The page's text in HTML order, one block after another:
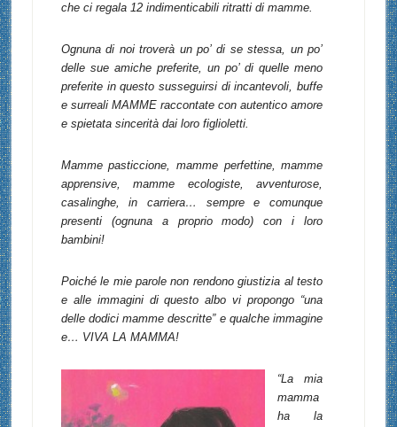
che ci regala 12 indimenticabili ritratti di mamme.
Ognuna di noi troverà un po’ di se stessa, un po’
delle sue amiche preferite, un po’ di quelle meno
preferite in questo susseguirsi di incantevoli, buffe
e surreali MAMME raccontate con autentico amore
e spietata sincerità dai loro figlioletti.
Mamme pasticcione, mamme perfettine, mamme
apprensive, mamme ecologiste, avventurose,
casalinghe, in carriera… sempre e comunque
presenti (ognuna a proprio modo) con i loro
bambini!
Poiché le mie parole non rendono giustizia al testo
e alle immagini di questo albo vi propongo “una
delle dodici mamme descritte” e qualche immagine
e… VIVA LA MAMMA!
“La mia
mamma
ha la